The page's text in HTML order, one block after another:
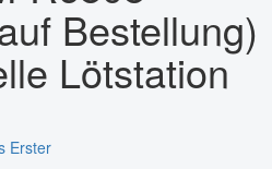
Bestellung)
Lötstation
Erster